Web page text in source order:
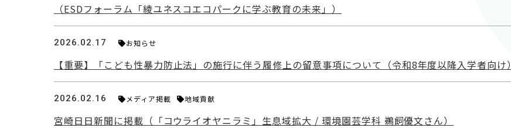
（ESDフォーラム「綾ユネスコエコパークに学ぶ教育の未来」）
2026.02.17 お知らせ
【重要】「こども性暴力防止法」の施行に伴う履修上の留意事項について（令和8年度以降入学者向け）
2026.02.16 メディア掲載 地域貢献
宮崎日日新聞に掲載（「コウライオヤニラミ」生息域拡大 / 環境園芸学科 鵜飼優文さん）